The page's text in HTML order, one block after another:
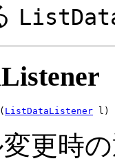
( ListDataListener l)
更時